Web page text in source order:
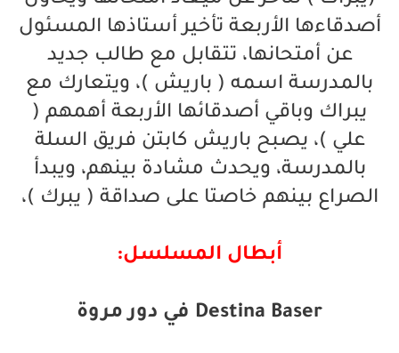
أصدقاءها الأربعة تأخير أستاذها المسئول
عن أمتحانها، تتقابل مع طالب جديد
بالمدرسة اسمه ( باريش )، ويتعارك مع
يبراك وباقي أصدقائها الأربعة أهمهم (
علي )، يصبح باريش كابتن فريق السلة
بالمدرسة، ويحدث مشادة بينهم، ويبدأ
الصراع بينهم خاصتا على صداقة ( يبرك )،
أبطال المسلسل:
Destina Baser في دور مروة